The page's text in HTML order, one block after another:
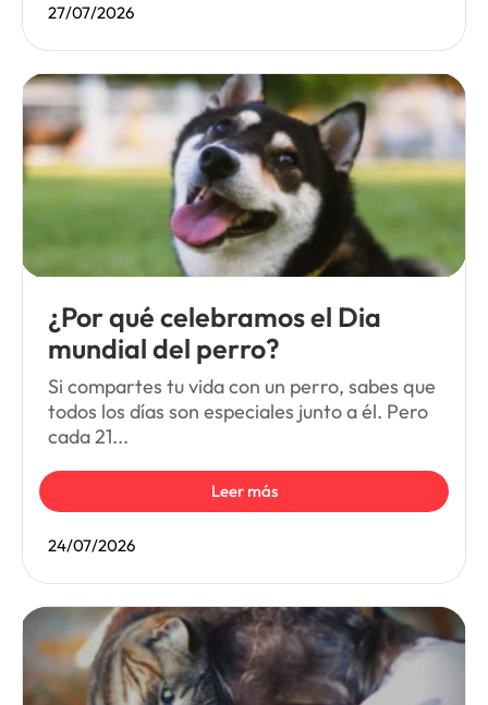
27/07/2026
¿Por qué celebramos el Dia
mundial del perro?
Si compartes tu vida con un perro, sabes que
todos los días son especiales junto a él. Pero
cada 21...
Leer más
24/07/2026